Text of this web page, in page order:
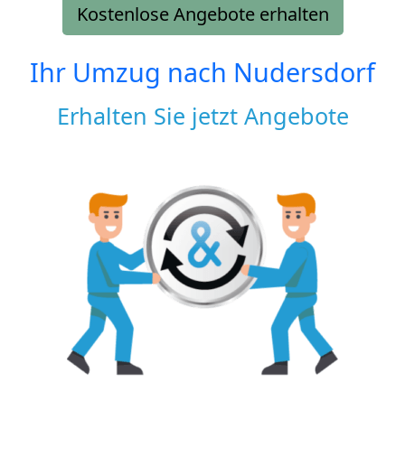
Kostenlose Angebote erhalten
Ihr Umzug nach Nudersdorf
Erhalten Sie jetzt Angebote